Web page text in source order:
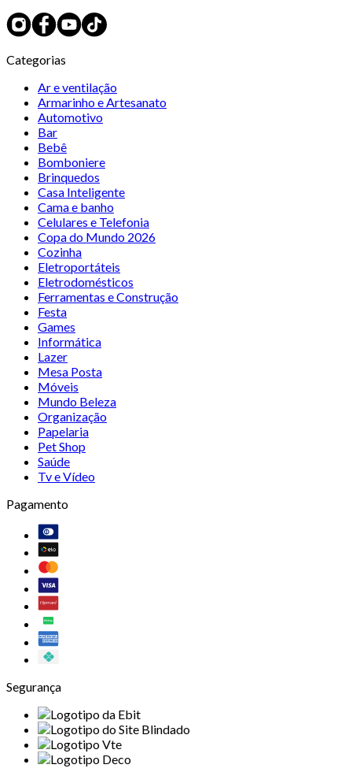
Categorias
Ar e ventilação
Armarinho e Artesanato
Automotivo
Bar
Bebê
Bomboniere
Brinquedos
Casa Inteligente
Cama e banho
Celulares e Telefonia
Copa do Mundo 2026
Cozinha
Eletroportáteis
Eletrodomésticos
Ferramentas e Construção
Festa
Games
Informática
Lazer
Mesa Posta
Móveis
Mundo Beleza
Organização
Papelaria
Pet Shop
Saúde
Tv e Vídeo
Pagamento
Segurança